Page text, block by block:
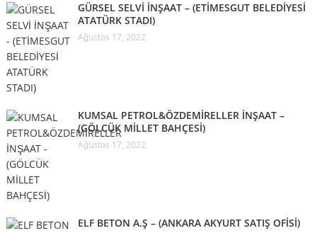
GÜRSEL SELVİ İNŞAAT – (ETİMESGUT BELEDİYESİ
ATATÜRK STADI)
Ağustos 17, 2022
KUMSAL PETROL&ÖZDEMİRELLER İNŞAAT –
(GÖLCÜK MİLLET BAHÇESİ)
Ağustos 17, 2022
ELF BETON A.Ş – (ANKARA AKYURT SATIŞ OFİSİ)